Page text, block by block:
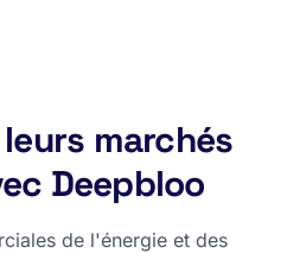
marchés
Deepbloo
de l'énergie et des